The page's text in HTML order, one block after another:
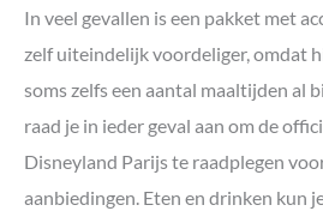
In veel gevallen is een pakket met
zelf uiteindelijk voordeliger, omdat
soms zelfs een aantal maaltijden al
raad je in ieder geval aan om de
Disneyland Parijs te raadplegen
aanbiedingen. Eten en drinken kun